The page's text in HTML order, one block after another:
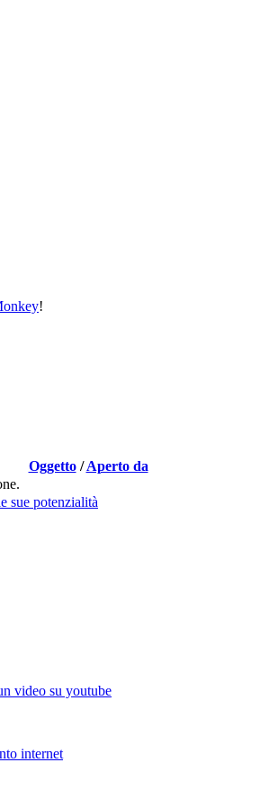
!
Oggetto/Aperto da
sue potenzialità
video su youtube
internet